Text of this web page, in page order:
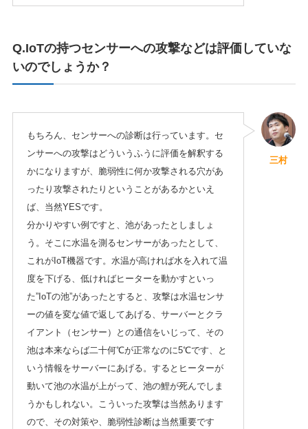
Q.IoTの持つセンサーへの攻撃などは評価していな
いのでしょうか？
もちろん、センサーへの診断は行っています。セ
ンサーへの攻撃はどういうふうに評価を解釈する
かになりますが、脆弱性に何か攻撃される穴があ
ったり攻撃されたりということがあるかといえ
ば、当然YESです。
分かりやすい例ですと、池があったとしましょ
う。そこに水温を測るセンサーがあったとして、
これがIoT機器です。水温が高ければ水を入れて温
度を下げる、低ければヒーターを動かすといっ
た”IoTの池”があったとすると、攻撃は水温センサ
ーの値を変な値で返してあげる、サーバーとクラ
イアント（センサー）との通信をいじって、その
池は本来ならば二十何℃が正常なのに5℃です、と
いう情報をサーバーにあげる。するとヒーターが
動いて池の水温が上がって、池の鯉が死んでしま
うかもしれない。こういった攻撃は当然あります
ので、その対策や、脆弱性診断は当然重要です
三村